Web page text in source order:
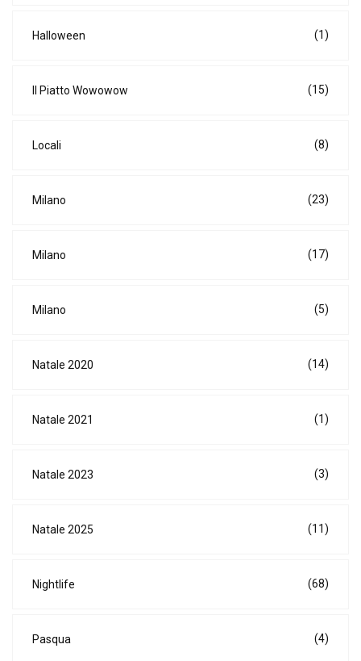
Halloween (1)
Il Piatto Wowowow (15)
Locali (8)
Milano (23)
Milano (17)
Milano (5)
Natale 2020 (14)
Natale 2021 (1)
Natale 2023 (3)
Natale 2025 (11)
Nightlife (68)
Pasqua (4)